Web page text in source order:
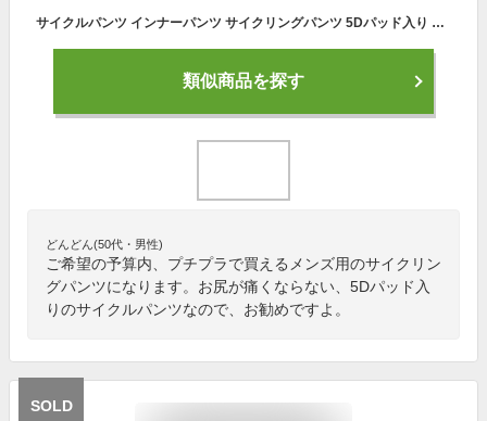
サイクルパンツ インナーパンツ サイクリングパンツ 5Dパッド入り 耐衝撃 自転車 ハーフパンツ ロードバイク サイクルウェア クロスバイク メンズ X-TIGER 00501
類似商品を探す
どんどん(50代・男性)
ご希望の予算内、プチプラで買えるメンズ用のサイクリン
グパンツになります。お尻が痛くならない、5Dパッド入
りのサイクルパンツなので、お勧めですよ。
SOLD